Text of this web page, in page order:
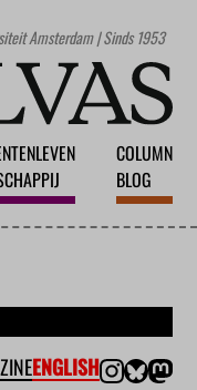
Amsterdam | Sinds 1953
COLUMN
BLOG
ENGLISH